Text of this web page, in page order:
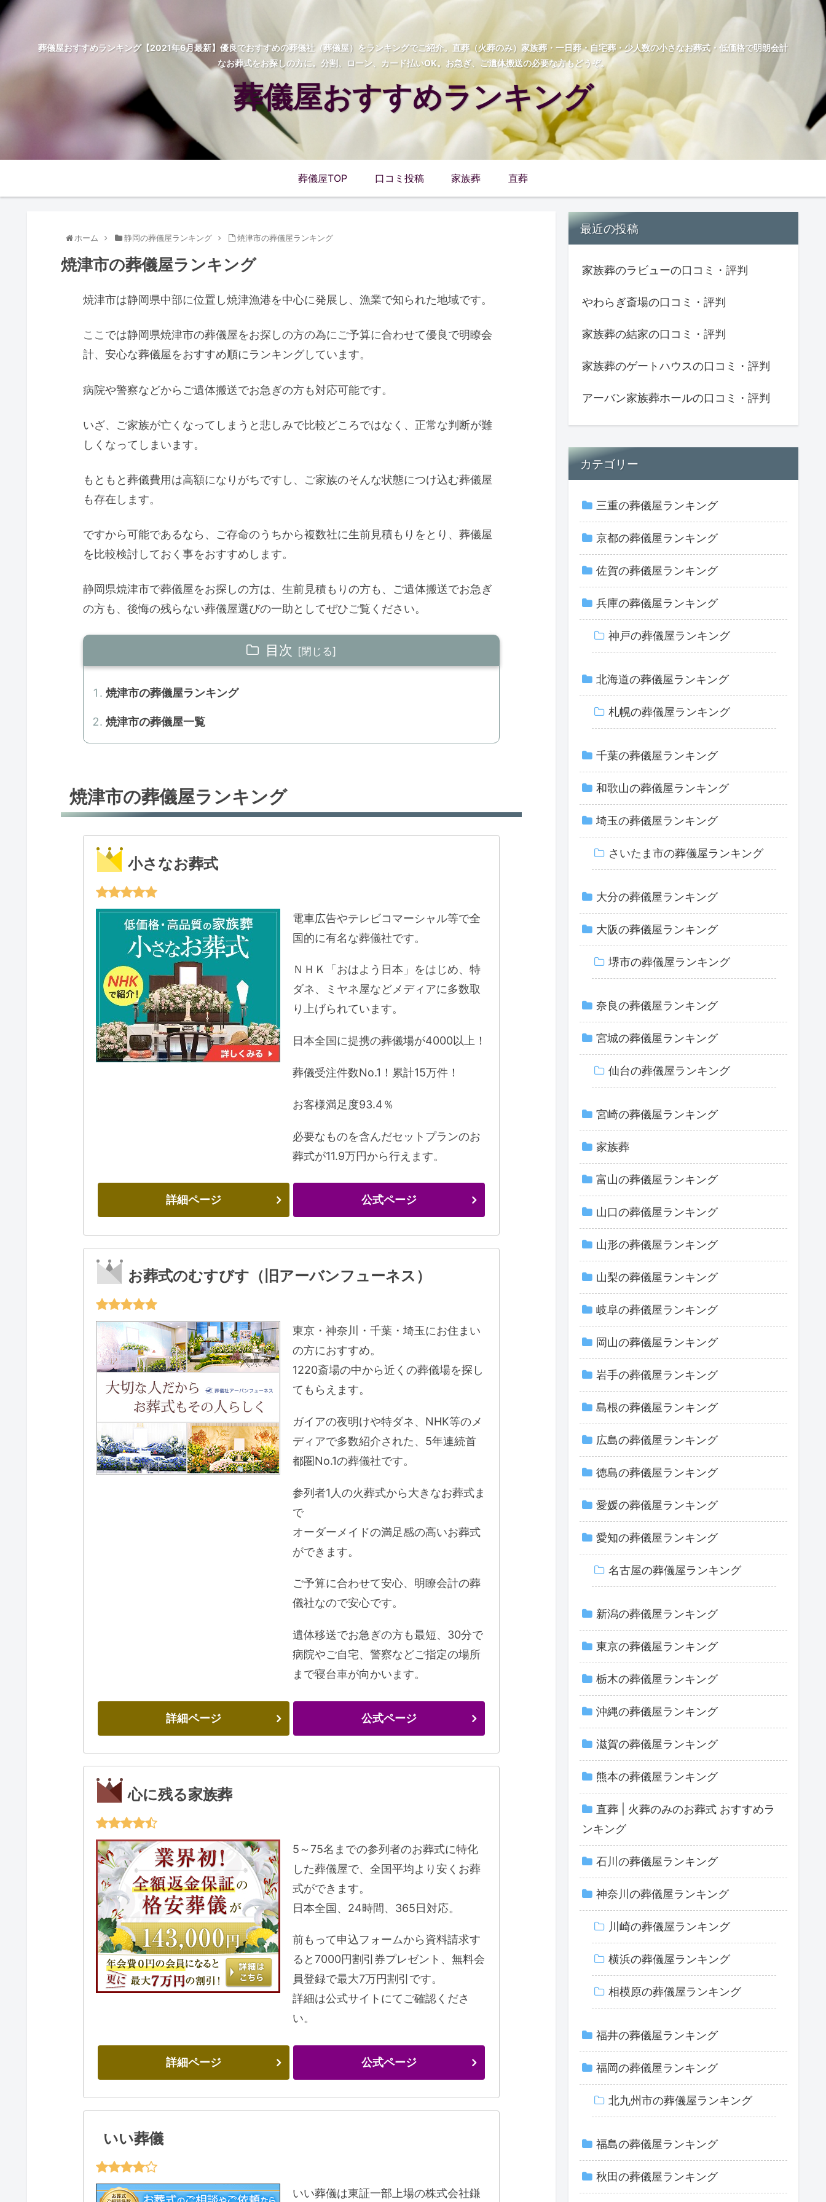
葬儀屋おすすめランキング【2021年6月最新】優良でおすすめの葬儀社（葬儀屋）をランキングでご紹介。直葬（火葬のみ）家族葬・一日葬・自宅葬・少人数の小さなお葬式・低価格で明朗会計
なお葬式をお探しの方に。分割、ローン、カード払いOK。お急ぎ、ご遺体搬送の必要な方もどうぞ。
葬儀屋おすすめランキング
葬儀屋TOP 口コミ投稿 家族葬 直葬
ホーム 静岡の葬儀屋ランキング 焼津市の葬儀屋ランキング
焼津市の葬儀屋ランキング
焼津市は静岡県中部に位置し焼津漁港を中心に発展し、漁業で知られた地域です。
ここでは静岡県焼津市の葬儀屋をお探しの方の為にご予算に合わせて優良で明瞭会
計、安心な葬儀屋をおすすめ順にランキングしています。
病院や警察などからご遺体搬送でお急ぎの方も対応可能です。
いざ、ご家族が亡くなってしまうと悲しみで比較どころではなく、正常な判断が難
しくなってしまいます。
もともと葬儀費用は高額になりがちですし、ご家族のそんな状態につけ込む葬儀屋
も存在します。
ですから可能であるなら、ご存命のうちから複数社に生前見積もりをとり、葬儀屋
を比較検討しておく事をおすすめします。
静岡県焼津市で葬儀屋をお探しの方は、生前見積もりの方も、ご遺体搬送でお急ぎ
の方も、後悔の残らない葬儀屋選びの一助としてぜひご覧ください。
目次
焼津市の葬儀屋ランキング
焼津市の葬儀屋一覧
焼津市の葬儀屋ランキング
小さなお葬式
電車広告やテレビコマーシャル等で全
国的に有名な葬儀社です。
ＮＨＫ「おはよう日本」をはじめ、特
ダネ、ミヤネ屋などメディアに多数取
り上げられています。
日本全国に提携の葬儀場が4000以上！
葬儀受注件数No.1！累計15万件！
お客様満足度93.4％
必要なものを含んだセットプランのお
葬式が11.9万円から行えます。
詳細ページ 公式ページ
お葬式のむすびす（旧アーバンフューネス）
東京・神奈川・千葉・埼玉にお住まい
の方におすすめ。
1220斎場の中から近くの葬儀場を探し
てもらえます。
ガイアの夜明けや特ダネ、NHK等のメ
ディアで多数紹介された、5年連続首
都圏No.1の葬儀社です。
参列者1人の火葬式から大きなお葬式ま
で
オーダーメイドの満足感の高いお葬式
ができます。
ご予算に合わせて安心、明瞭会計の葬
儀社なので安心です。
遺体移送でお急ぎの方も最短、30分で
病院やご自宅、警察などご指定の場所
まで寝台車が向かいます。
詳細ページ 公式ページ
心に残る家族葬
5～75名までの参列者のお葬式に特化
した葬儀屋で、全国平均より安くお葬
式ができます。
日本全国、24時間、365日対応。
前もって申込フォームから資料請求す
ると7000円割引券プレゼント、無料会
員登録で最大7万円割引です。
詳細は公式サイトにてご確認くださ
い。
詳細ページ 公式ページ
いい葬儀
いい葬儀は東証一部上場の株式会社鎌
最近の投稿
家族葬のラビューの口コミ・評判
やわらぎ斎場の口コミ・評判
家族葬の結家の口コミ・評判
家族葬のゲートハウスの口コミ・評判
アーバン家族葬ホールの口コミ・評判
カテゴリー
三重の葬儀屋ランキング
京都の葬儀屋ランキング
佐賀の葬儀屋ランキング
兵庫の葬儀屋ランキング
神戸の葬儀屋ランキング
北海道の葬儀屋ランキング
札幌の葬儀屋ランキング
千葉の葬儀屋ランキング
和歌山の葬儀屋ランキング
埼玉の葬儀屋ランキング
さいたま市の葬儀屋ランキング
大分の葬儀屋ランキング
大阪の葬儀屋ランキング
堺市の葬儀屋ランキング
奈良の葬儀屋ランキング
宮城の葬儀屋ランキング
仙台の葬儀屋ランキング
宮崎の葬儀屋ランキング
家族葬
富山の葬儀屋ランキング
山口の葬儀屋ランキング
山形の葬儀屋ランキング
山梨の葬儀屋ランキング
岐阜の葬儀屋ランキング
岡山の葬儀屋ランキング
岩手の葬儀屋ランキング
島根の葬儀屋ランキング
広島の葬儀屋ランキング
徳島の葬儀屋ランキング
愛媛の葬儀屋ランキング
愛知の葬儀屋ランキング
名古屋の葬儀屋ランキング
新潟の葬儀屋ランキング
東京の葬儀屋ランキング
栃木の葬儀屋ランキング
沖縄の葬儀屋ランキング
滋賀の葬儀屋ランキング
熊本の葬儀屋ランキング
直葬 | 火葬のみのお葬式 おすすめラ
ンキング
石川の葬儀屋ランキング
神奈川の葬儀屋ランキング
川崎の葬儀屋ランキング
横浜の葬儀屋ランキング
相模原の葬儀屋ランキング
福井の葬儀屋ランキング
福岡の葬儀屋ランキング
北九州市の葬儀屋ランキング
福島の葬儀屋ランキング
秋田の葬儀屋ランキング